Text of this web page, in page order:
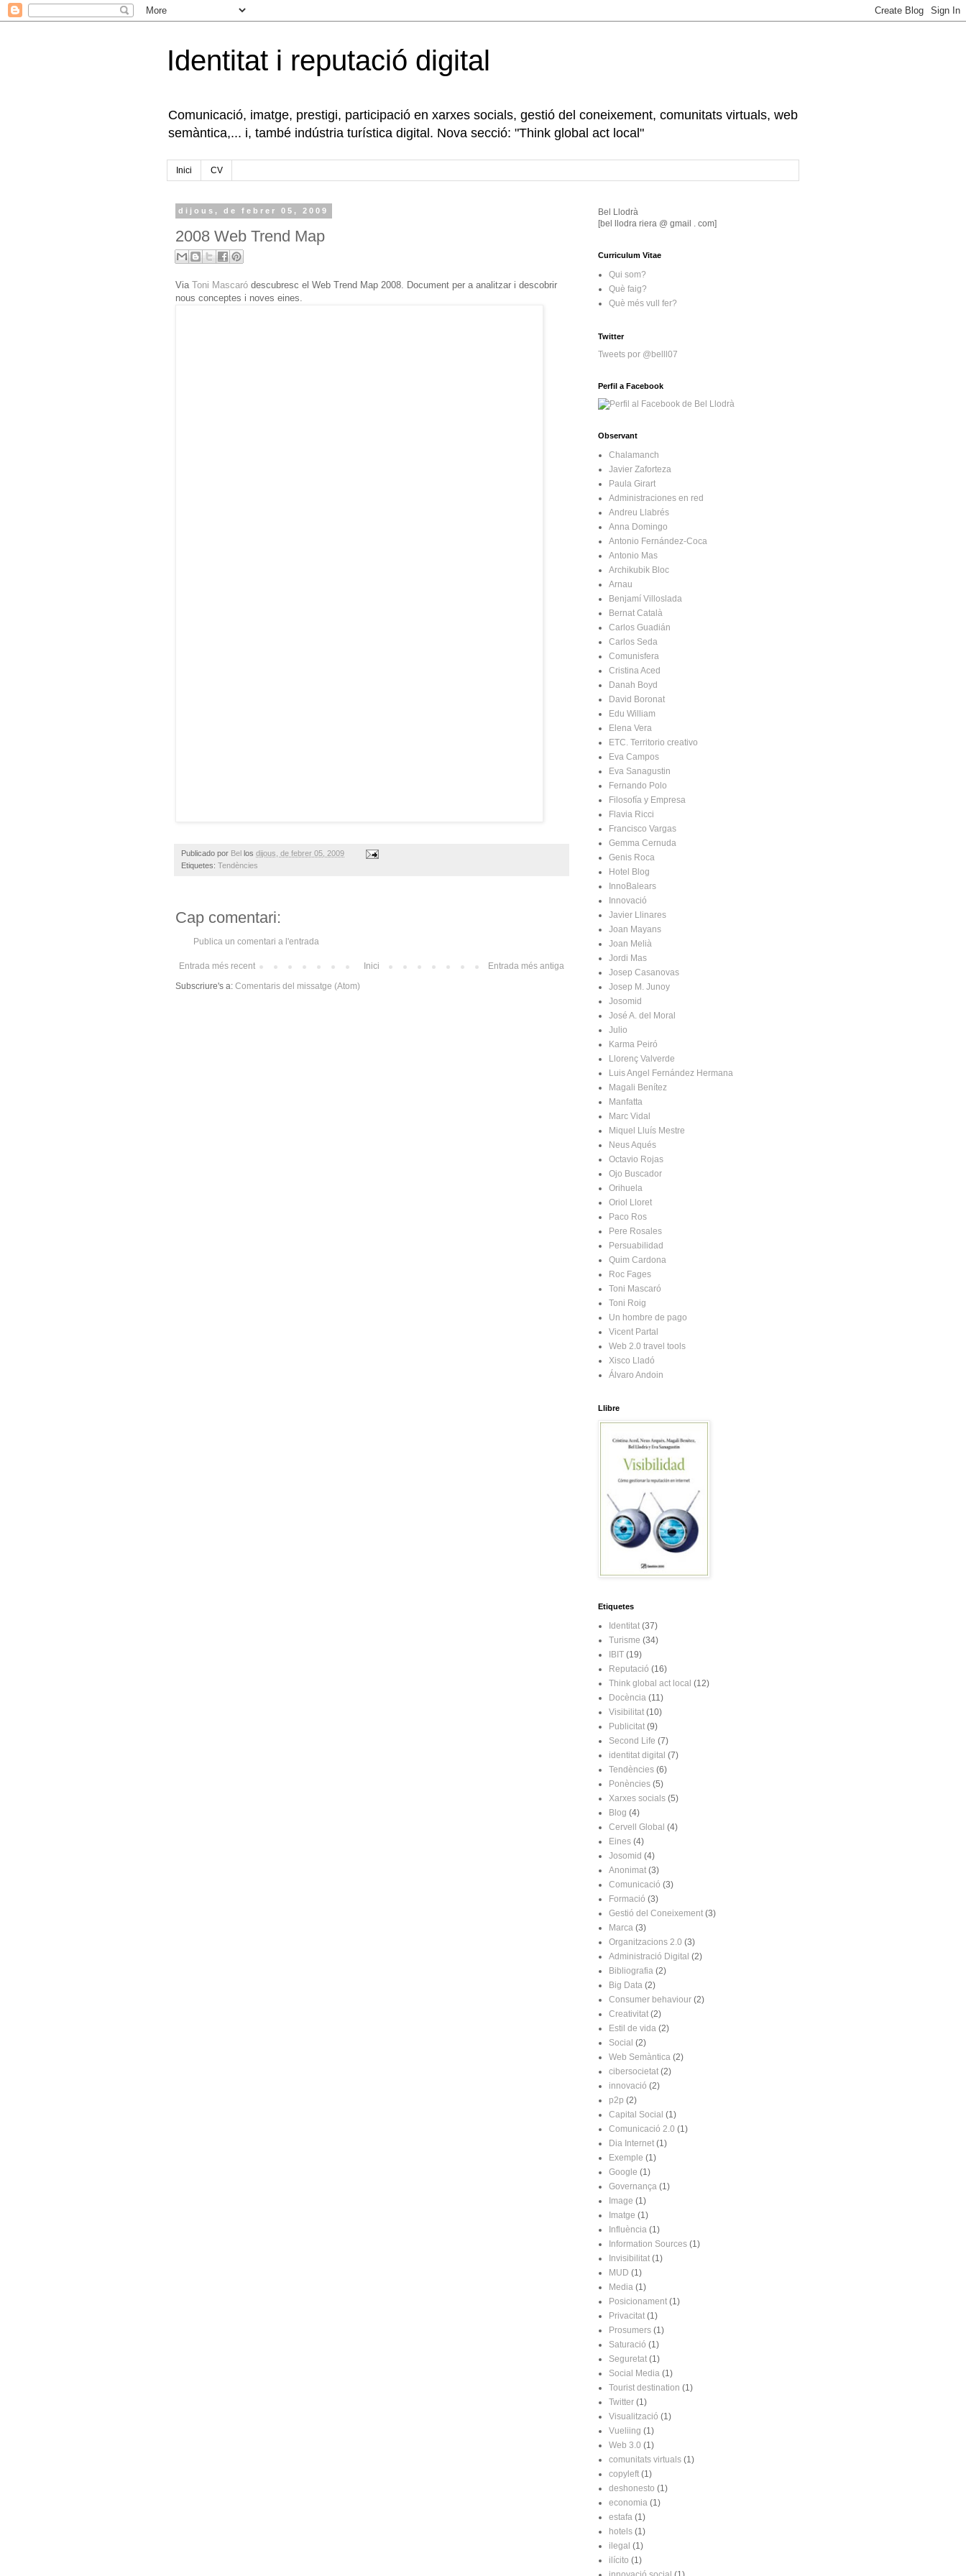
Identitat i reputació digital
Comunicació, imatge, prestigi, participació en xarxes socials, gestió del coneixement, comunitats virtuals, web
semàntica,... i, també indústria turística digital. Nova secció: "Think global act local"
Inici CV
dijous, de febrer 05, 2009
2008 Web Trend Map
Via Toni Mascaró descubresc el Web Trend Map 2008. Document per a analitzar i descobrir
nous conceptes i noves eines.
Publicado por Bel los dijous, de febrer 05, 2009
Etiquetes: Tendències
Cap comentari:
Publica un comentari a l'entrada
Entrada més recent Entrada més antiga
Inici
Subscriure's a: Comentaris del missatge (Atom)
Bel Llodrà
[bel llodra riera @ gmail . com]
Curriculum Vitae
Qui som?
Què faig?
Què més vull fer?
Twitter
Tweets por @belll07
Perfil a Facebook
Observant
Chalamanch
Javier Zaforteza
Paula Girart
Administraciones en red
Andreu Llabrés
Anna Domingo
Antonio Fernández-Coca
Antonio Mas
Archikubik Bloc
Arnau
Benjamí Villoslada
Bernat Català
Carlos Guadián
Carlos Seda
Comunisfera
Cristina Aced
Danah Boyd
David Boronat
Edu William
Elena Vera
ETC. Territorio creativo
Eva Campos
Eva Sanagustin
Fernando Polo
Filosofía y Empresa
Flavia Ricci
Francisco Vargas
Gemma Cernuda
Genis Roca
Hotel Blog
InnoBalears
Innovació
Javier Llinares
Joan Mayans
Joan Melià
Jordi Mas
Josep Casanovas
Josep M. Junoy
Josomid
José A. del Moral
Julio
Karma Peiró
Llorenç Valverde
Luis Angel Fernández Hermana
Magali Benítez
Manfatta
Marc Vidal
Miquel Lluís Mestre
Neus Aqués
Octavio Rojas
Ojo Buscador
Orihuela
Oriol Lloret
Paco Ros
Pere Rosales
Persuabilidad
Quim Cardona
Roc Fages
Toni Mascaró
Toni Roig
Un hombre de pago
Vicent Partal
Web 2.0 travel tools
Xisco Lladó
Álvaro Andoin
Llibre
Etiquetes
Identitat (37)
Turisme (34)
IBIT (19)
Reputació (16)
Think global act local (12)
Docència (11)
Visibilitat (10)
Publicitat (9)
Second Life (7)
identitat digital (7)
Tendències (6)
Ponències (5)
Xarxes socials (5)
Blog (4)
Cervell Global (4)
Eines (4)
Josomid (4)
Anonimat (3)
Comunicació (3)
Formació (3)
Gestió del Coneixement (3)
Marca (3)
Organitzacions 2.0 (3)
Administració Digital (2)
Bibliografia (2)
Big Data (2)
Consumer behaviour (2)
Creativitat (2)
Estil de vida (2)
Social (2)
Web Semàntica (2)
cibersocietat (2)
innovació (2)
p2p (2)
Capital Social (1)
Comunicació 2.0 (1)
Dia Internet (1)
Exemple (1)
Google (1)
Governança (1)
Image (1)
Imatge (1)
Influència (1)
Information Sources (1)
Invisibilitat (1)
MUD (1)
Media (1)
Posicionament (1)
Privacitat (1)
Prosumers (1)
Saturació (1)
Seguretat (1)
Social Media (1)
Tourist destination (1)
Twitter (1)
Visualització (1)
Vueliing (1)
Web 3.0 (1)
comunitats virtuals (1)
copyleft (1)
deshonesto (1)
economia (1)
estafa (1)
hotels (1)
ilegal (1)
ilícito (1)